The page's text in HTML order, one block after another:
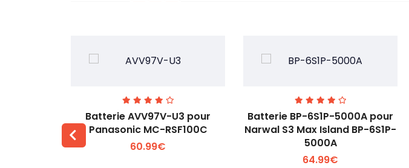
Voir plus +
Batterie AVV97V-U3 pour
Panasonic MC-RSF100C
60.99€
Voir plus +
Batterie BP-6S1P-5000A pour
Narwal S3 Max Island BP-6S1P-
5000A
64.99€